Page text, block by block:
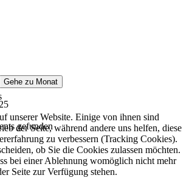
Gehe zu Monat
gefunden
unserer Website. Einige von ihnen sind
der Seite, während andere uns helfen, diese
zu verbessern (Tracking Cookies).
ob Sie die Cookies zulassen möchten.
bei einer Ablehnung womöglich nicht mehr
Seite zur Verfügung stehen.